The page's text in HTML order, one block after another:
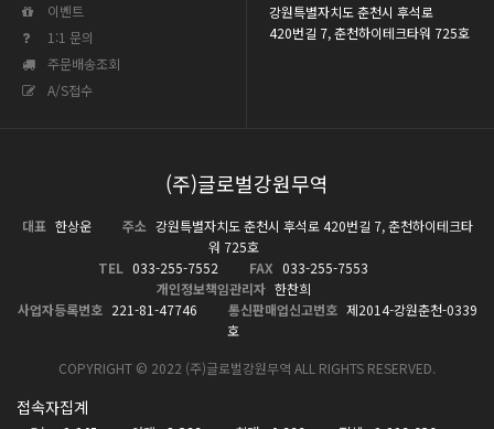
이벤트
1:1 문의
주문배송조회
A/S접수
강원특별자치도 춘천시 후석로
420번길 7, 춘천하이테크타워 725호
(주)글로벌강원무역
대표 한상운 주소 강원특별자치도 춘천시 후석로 420번길 7, 춘천하이테크타
워 725호
TEL 033-255-7552 FAX 033-255-7553
개인정보책임관리자 한찬희
사업자등록번호 221-81-47746 통신판매업신고번호 제2014-강원춘천-0339
호
COPYRIGHT © 2022 (주)글로벌강원무역 ALL RIGHTS RESERVED.
접속자집계